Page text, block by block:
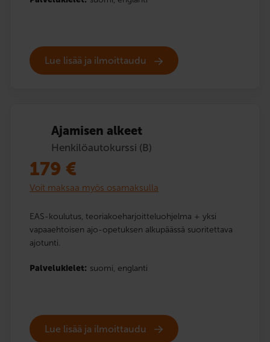
Lue lisää ja ilmoittaudu
Ajamisen alkeet
Henkilöautokurssi (B)
179 €
Voit maksaa myös osamaksulla
EAS-koulutus, teoriakoeharjoitteluohjelma + yksi
vapaaehtoisen ajo-opetuksen alkupäässä suoritettava
ajotunti.
Palvelukielet: suomi, englanti
Lue lisää ja ilmoittaudu